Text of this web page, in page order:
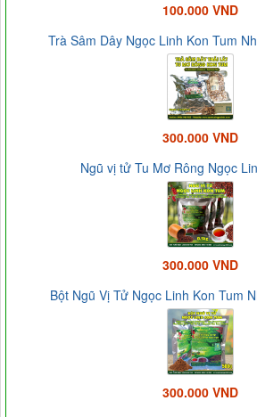
100.000 VND
Trà Sâm Dây Ngọc Linh Kon Tum
300.000 VND
Ngũ vị tử Tu Mơ Rông Ngọc
300.000 VND
Bột Ngũ Vị Tử Ngọc Linh Kon Tum
300.000 VND